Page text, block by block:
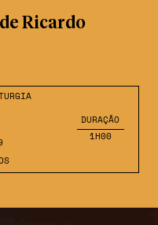
DURAÇÃO
1H00
Ricardo